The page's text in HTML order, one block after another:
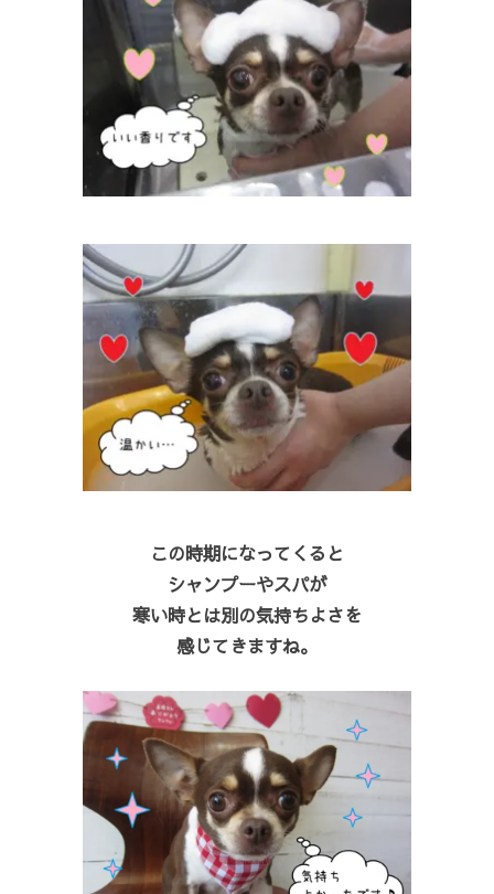
この時期になってくると
シャンプーやスパが
寒い時とは別の気持ちよさを
感じてきますね。